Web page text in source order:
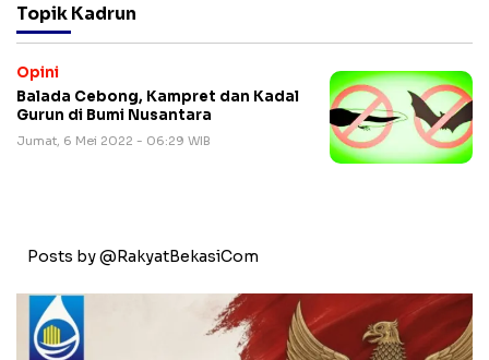
Topik Kadrun
Opini
Balada Cebong, Kampret dan Kadal
Gurun di Bumi Nusantara
Jumat, 6 Mei 2022 - 06:29 WIB
Posts by @RakyatBekasiCom